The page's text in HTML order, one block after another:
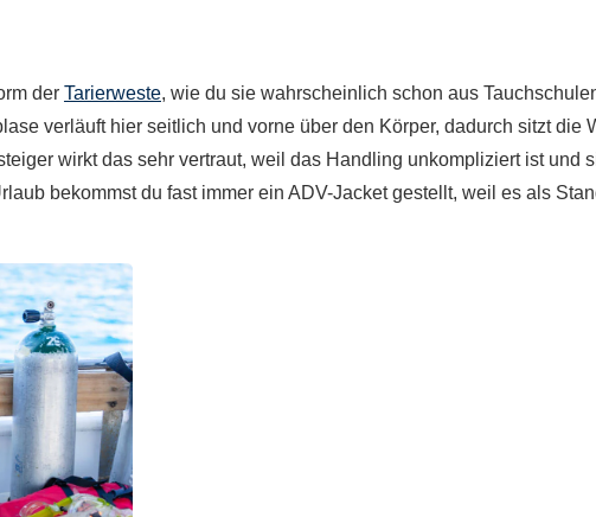
der Tarierweste, wie du sie wahrscheinlich schon aus
verläuft hier seitlich und vorne über den Körper, dadurch sitzt die
wirkt das sehr vertraut, weil das Handling unkompliziert ist und
bekommst du fast immer ein ADV-Jacket gestellt, weil es als